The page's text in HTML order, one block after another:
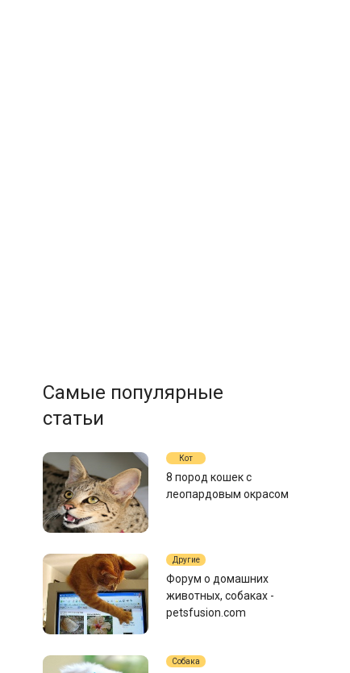
Самые популярные
статьи
Кот
8 пород кошек с
леопардовым окрасом
Другие
Форум о домашних
животных, собаках -
petsfusion.com
Собака